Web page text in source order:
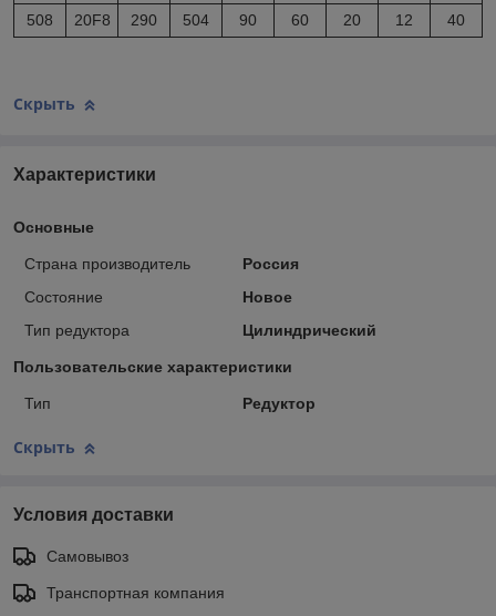
508
20F8 290 504 90 60 20 12 40
Скрыть
Характеристики
Основные
Страна производитель
Россия
Состояние
Новое
Тип редуктора
Цилиндрический
Пользовательские характеристики
Тип Редуктор
Скрыть
Условия доставки
Самовывоз
Транспортная компания